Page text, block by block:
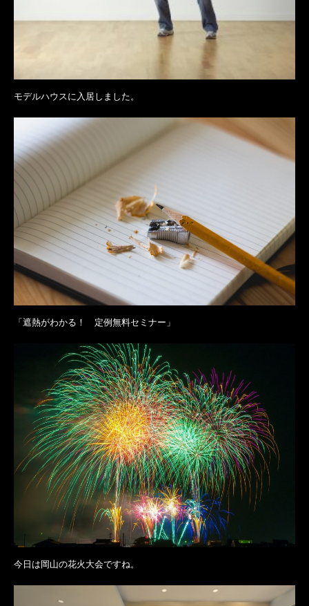
モデルハウスに入居しました。
「遮熱がわかる！ 定例無料セミナー」
今日は岡山の花火大会ですね。